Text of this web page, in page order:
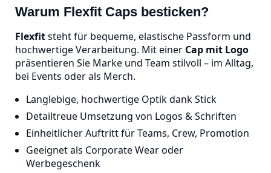
Warum Flexfit Caps besticken?
Flexfitsteht für bequeme, elastische Passform und
hochwertige Verarbeitung. Mit einer Cap mit Logo
präsentieren Sie Marke und Team stilvoll – im Alltag,
bei Events oder als Merch.
Langlebige, hochwertige Optik dank Stick
Detailtreue Umsetzung von Logos & Schriften
Einheitlicher Auftritt für Teams, Crew, Promotion
Geeignet als Corporate Wear oder
Werbegeschenk